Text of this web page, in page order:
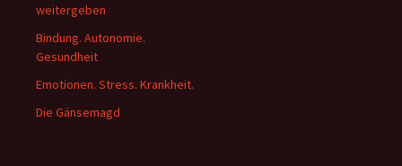
weitergeben
Bindung. Autonomie.
Gesundheit
Emotionen. Stress. Krankheit.
Die Gänsemagd